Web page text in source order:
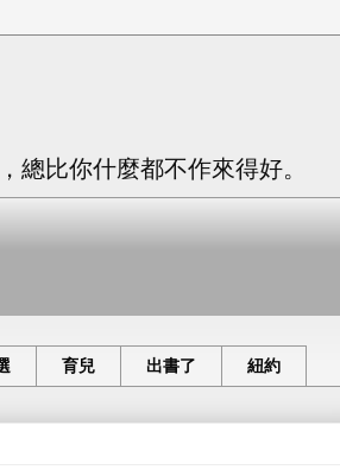
總比你什麼都不作來得好。
育兒 出書了 紐約